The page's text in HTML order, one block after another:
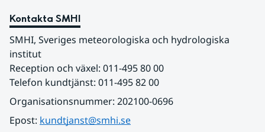
Kontakta SMHI
SMHI, Sveriges meteorologiska och hydrologiska
institut
Reception och växel: 011-495 80 00
Telefon kundtjänst: 011-495 82 00
Organisationsnummer: 202100-0696
Epost: kundtjanst@smhi.se